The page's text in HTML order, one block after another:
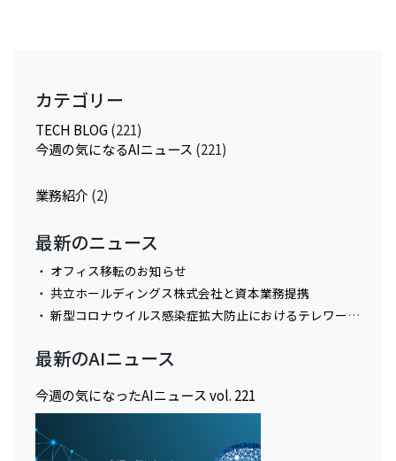
カテゴリー
TECH BLOG(221)
今週の気になるAIニュース (221)
業務紹介 (2)
最新のニュース
オフィス移転のお知らせ
共立ホールディングス株式会社と資本業務提携
新型コロナウイルス感染症拡大防止におけるテレワーク実施に関してのお知らせ
最新のAIニュース
今週の気になったAIニュース vol. 221